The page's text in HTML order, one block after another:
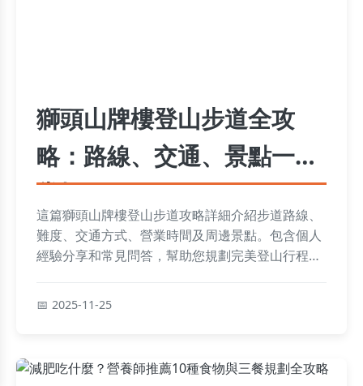
獅頭山牌樓登山步道全攻
略：路線、交通、景點一次
掌握
這篇獅頭山牌樓登山步道攻略詳細介紹步道路線、
難度、交通方式、營業時間及周邊景點。包含個人
經驗分享和常見問答，幫助您規劃完美登山行程，
2025-11-25